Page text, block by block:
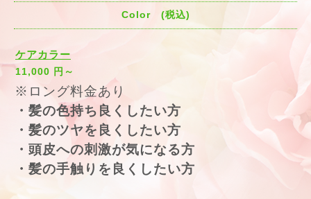
Color (税込)
ケアカラー
11,000 円～
※ロング料金あり
・髪の色持ち良くしたい方
・髪のツヤを良くしたい方
・頭皮への刺激が気になる方
・髪の手触りを良くしたい方